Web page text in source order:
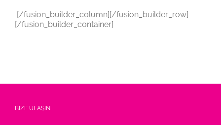
[/fusion_builder_column][/fusion_builder_row]
[/fusion_builder_container]
BİZE ULAŞIN